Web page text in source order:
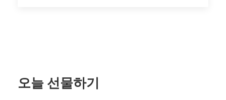
오늘 선물하기